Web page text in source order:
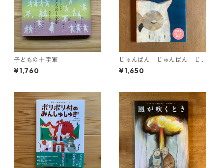
子どもの十字軍
¥1,760
じゅんばん じゅんばん じ
ゅんばんですよ
¥1,650